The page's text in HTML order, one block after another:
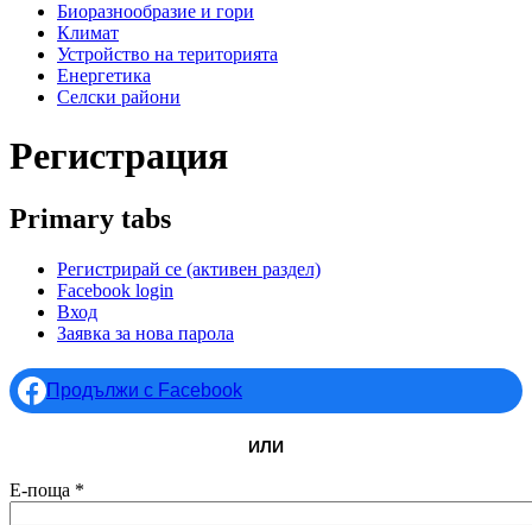
Биоразнообразие и гори
Климат
Устройство на територията
Енергетика
Селски райони
Регистрация
Primary tabs
Регистрирай се (активен раздел)
Facebook login
Вход
Заявка за нова парола
Продължи с Facebook
ИЛИ
Е-поща *